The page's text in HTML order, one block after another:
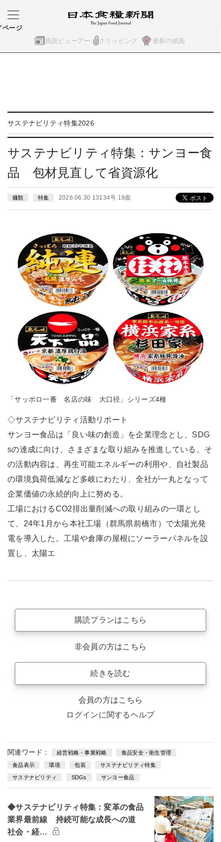
紙面ビューアー クリッピング 最新の紙面
ページ
サステナビリティ特集2026
サステナビリティ特集：サンヨー食
品 包材見直して省資源化
麺類 特集 2026.06.30 13134号 19面
「サッポロ一番 名店の味 大口径」シリーズ4種
◇サステナビリティ活動リポート
サンヨー食品は「良い味の創造」を企業理念とし、SDG
sの達成に向け、さまざまな取り組みを推進している。そ
の活動内容は、再生可能エネルギーの利用や、自社製品
の環境負荷低減など多岐にわたり、全社が一丸となって
企業価値の永続的向上に努める。
工場におけるCO2排出量削減への取り組みの一環とし
て、24年1月から本社工場（群馬県前橋市）で太陽光発
電を導入した。工場や倉庫の屋根にソーラーパネルを設
置し、太陽エ
購読プランはこちら
非会員の方はこちら
続きを読む
会員の方はこちら
ログインに関するヘルプ
関連ワード： 経営戦略・事業戦略 食品安全・衛生管理
食品表示 環境 包装 サステナビリティ特集
サステナビリティ SDGs サンヨー食品
◆サステナビリティ特集：変革の食品
業界最前線 持続可能な成長への道
社会・経…